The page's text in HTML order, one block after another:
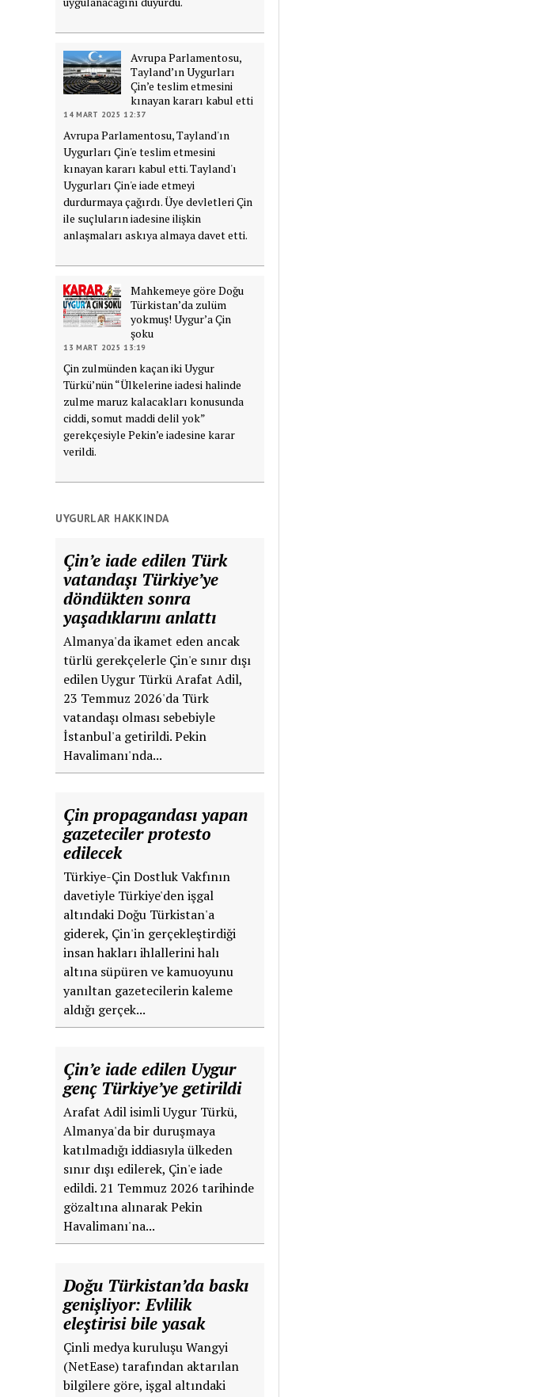
Avrupa Parlamentosu,
Tayland’ın Uygurları
Çin’e teslim etmesini
kınayan kararı kabul etti
14 MART 2025 12:37
Avrupa Parlamentosu, Tayland'ın
Uygurları Çin'e teslim etmesini
kınayan kararı kabul etti. Tayland'ı
Uygurları Çin'e iade etmeyi
durdurmaya çağırdı. Üye devletleri Çin
ile suçluların iadesine ilişkin
anlaşmaları askıya almaya davet etti.
Mahkemeye göre Doğu
Türkistan’da zulüm
yokmuş! Uygur’a Çin
şoku
13 MART 2025 13:19
Çin zulmünden kaçan iki Uygur
Türkü’nün “Ülkelerine iadesi halinde
zulme maruz kalacakları konusunda
ciddi, somut maddi delil yok”
gerekçesiyle Pekin’e iadesine karar
verildi.
UYGURLAR HAKKINDA
Çin’e iade edilen Türk
vatandaşı Türkiye’ye
döndükten sonra
yaşadıklarını anlattı
Almanya'da ikamet eden ancak
türlü gerekçelerle Çin'e sınır dışı
edilen Uygur Türkü Arafat Adil,
23 Temmuz 2026'da Türk
vatandaşı olması sebebiyle
İstanbul'a getirildi. Pekin
Havalimanı'nda...
Çin propagandası yapan
gazeteciler protesto
edilecek
Türkiye-Çin Dostluk Vakfının
davetiyle Türkiye'den işgal
altındaki Doğu Türkistan'a
giderek, Çin'in gerçekleştirdiği
insan hakları ihlallerini halı
altına süpüren ve kamuoyunu
yanıltan gazetecilerin kaleme
aldığı gerçek...
Çin’e iade edilen Uygur
genç Türkiye’ye getirildi
Arafat Adil isimli Uygur Türkü,
Almanya'da bir duruşmaya
katılmadığı iddiasıyla ülkeden
sınır dışı edilerek, Çin'e iade
edildi. 21 Temmuz 2026 tarihinde
gözaltına alınarak Pekin
Havalimanı'na...
Doğu Türkistan’da baskı
genişliyor: Evlilik
eleştirisi bile yasak
Çinli medya kuruluşu Wangyi
(NetEase) tarafından aktarılan
bilgilere göre, işgal altındaki